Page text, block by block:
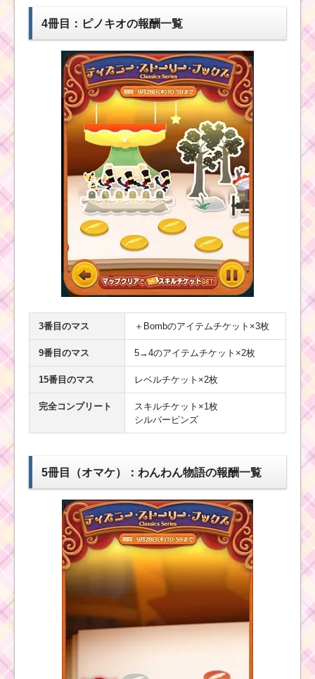
4冊目：ピノキオの報酬一覧
3番目のマス ＋Bombのアイテムチケット×3枚
9番目のマス 5→4のアイテムチケット×2枚
15番目のマス レベルチケット×2枚
完全コンプリート
スキルチケット×1枚
シルバーピンズ
5冊目（オマケ）：わんわん物語の報酬一覧